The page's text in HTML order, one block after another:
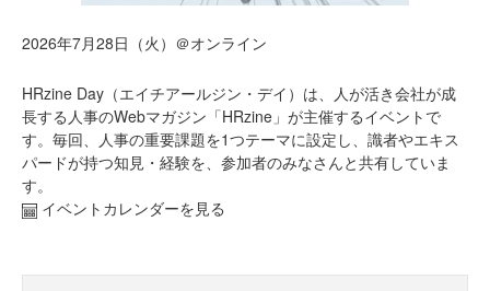
2026年7月28日（火）＠オンライン
HRzine Day（エイチアールジン・デイ）は、人が活き会社が成
長する人事のWebマガジン「HRzine」が主催するイベントで
す。毎回、人事の重要課題を1つテーマに設定し、識者やエキス
パードが持つ知見・経験を、参加者のみなさんと共有していま
す。
イベントカレンダーを見る